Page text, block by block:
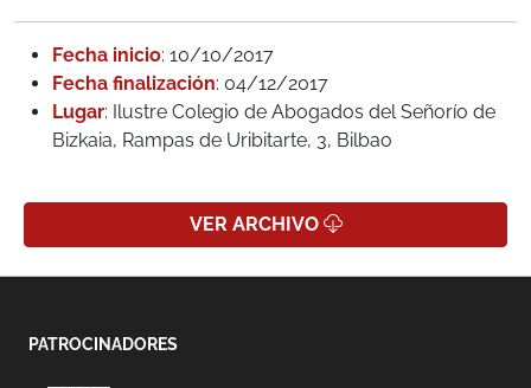
Fecha inicio: 10/10/2017
Fecha finalización: 04/12/2017
Lugar: Ilustre Colegio de Abogados del Señorío de
Bizkaia, Rampas de Uribitarte, 3, Bilbao
VER ARCHIVO
PATROCINADORES